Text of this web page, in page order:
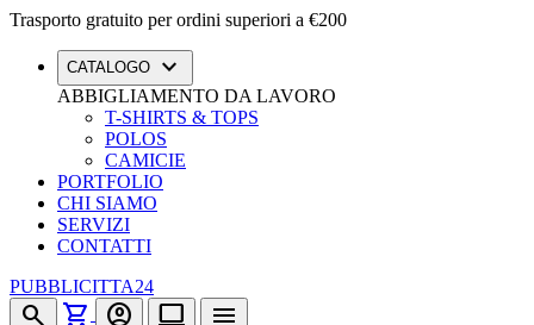
Trasporto gratuito per ordini superiori a €200
CATALOGO expand_more
ABBIGLIAMENTO DA LAVORO
T-SHIRTS & TOPS
POLOS
CAMICIE
PORTFOLIO
CHI SIAMO
SERVIZI
CONTATTI
PUBBLICITTA24
search shopping_cart account_circle
computer
menu